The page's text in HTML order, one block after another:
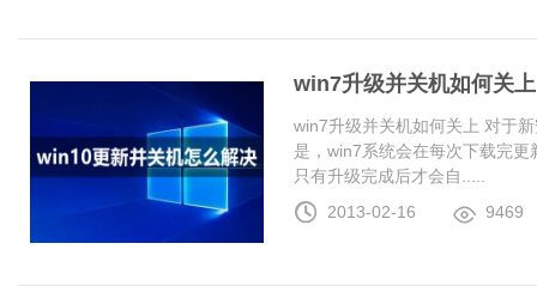
win7升级并关机如何关上
win7升级并关机如何关上 对于
是，win7系统会在每次下载完
只有升级完成后才会自.....
2013-02-16
9469